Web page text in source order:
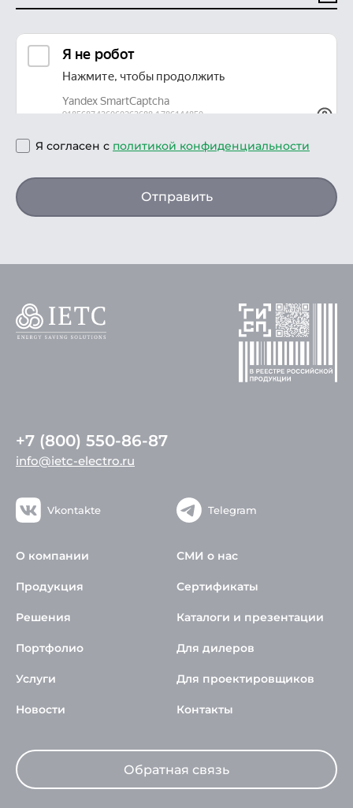
Я согласен с политикой конфиденциальности
Отправить
+7 (800) 550-86-87
info@ietc-electro.ru
Vkontakte Telegram
О компании
Продукция
Решения
Портфолио
Услуги
Новости
СМИ о нас
Сертификаты
Каталоги и презентации
Для дилеров
Для проектировщиков
Контакты
Обратная связь